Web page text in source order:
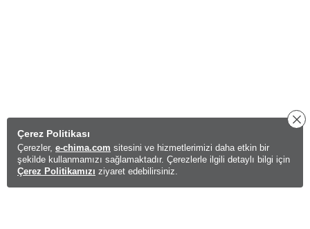
Çerez Politikası
Çerezler, e-chima.com sitesini ve hizmetlerimizi daha etkin bir
şekilde kullanmamızı sağlamaktadır. Çerezlerle ilgili detaylı bilgi için
Çerez Politikamızı ziyaret edebilirsiniz.